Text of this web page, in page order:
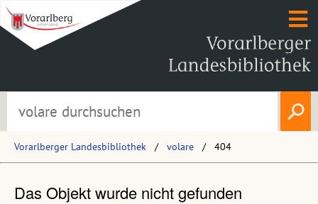
Vorarlberger Landesbibliothek volare 404
Das Objekt wurde nicht gefunden